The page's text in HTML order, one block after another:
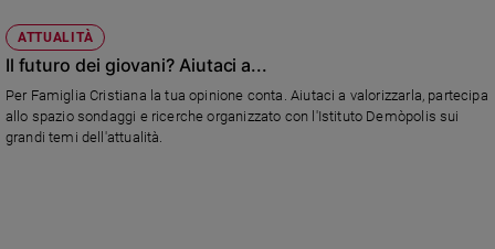
ATTUALITÀ
Il futuro dei giovani? Aiutaci a...
Per Famiglia Cristiana la tua opinione conta. Aiutaci a valorizzarla, partecipa
allo spazio sondaggi e ricerche organizzato con l'Istituto Demòpolis sui
grandi temi dell'attualità.